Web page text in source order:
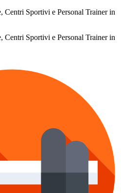
Sportivi e Personal Trainer in
Sportivi e Personal Trainer in